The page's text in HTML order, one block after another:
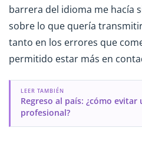
barrera del idioma me hacía
sobre lo que quería
tanto en los errores que
permitido estar más en
LEER TAMBIÉN
Regreso al país: ¿cómo
profesional?